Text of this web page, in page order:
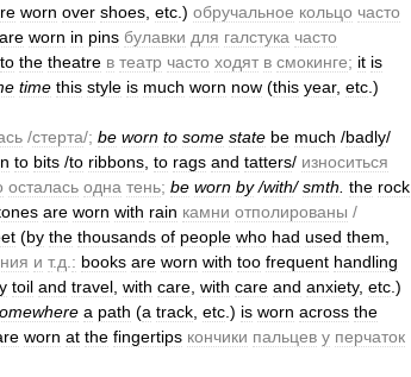
worn over shoes etc .) обручальное кольцо часто
are worn in pins булавки для галстука часто
to the theatre в театр часто ходят в смокинге; it is
time this style is much worn now (this year, etc .)
/стерта/; be worn to some state be much /badly/
to bits /to ribbons to rags and tatters/ износиться
осталась одна тень; be worn by/with/smth the rock
are worn with rain камни отполированы /
(by the thousands of people who had used them
и т.д : books are worn with too frequent handling
toil and travel with care with care and anxiety, etc .)
a path (a track etc .) is worn across the
worn at the fingertips кончики пальцев у перчаток